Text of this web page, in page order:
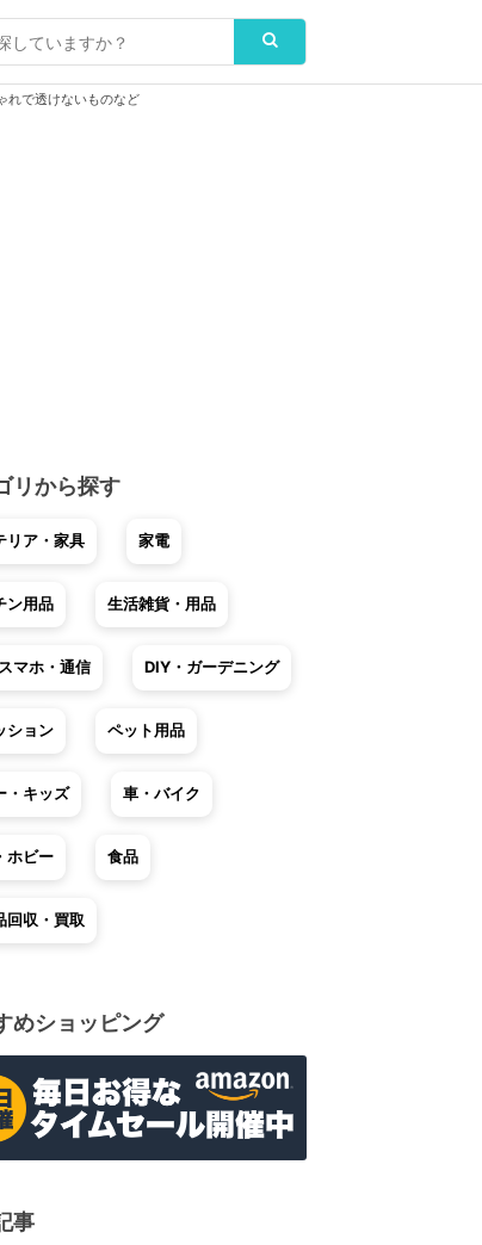
れで透けないものなど
リから探す
リア・家具 家電
ン用品 生活雑貨・用品
マホ・通信 DIY・ガーデニング
ション ペット用品
・キッズ 車・バイク
ホビー 食品
回収・買取
めショッピング
事